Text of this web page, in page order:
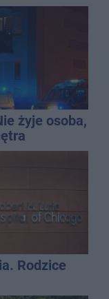
żyje osoba,
Rodzice